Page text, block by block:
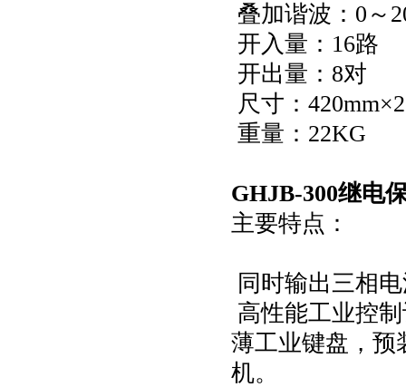
叠加谐波：0～
开入量：16路
开出量：8对
尺寸：
重量：22KG
GHJB-300继电
主要特点：
同时输出三相
高性能工业控
薄工业键盘，预
机。